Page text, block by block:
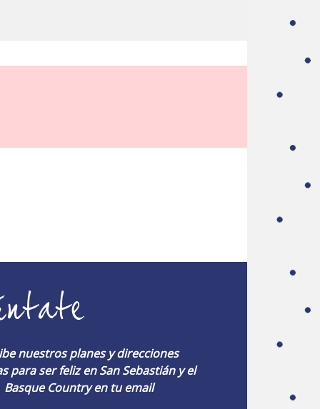
nuestros planes y direcciones
para ser feliz en San Sebastián y el
Basque Country en tu email